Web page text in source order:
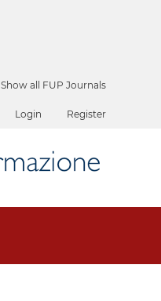
Show all FUP Journals
Login Register